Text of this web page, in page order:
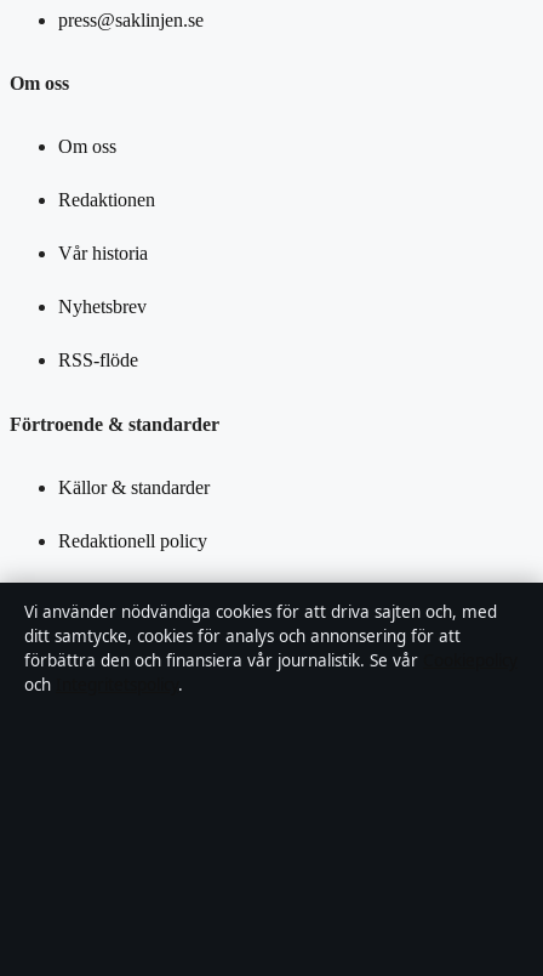
press@saklinjen.se
Om oss
Om oss
Redaktionen
Vår historia
Nyhetsbrev
RSS-flöde
Förtroende & standarder
Källor & standarder
Redaktionell policy
Tillgänglighetsredogörelse
Vi använder nödvändiga cookies för att driva sajten och, med
ditt samtycke, cookies för analys och annonsering för att
förbättra den och finansiera vår journalistik. Se vår
och
.